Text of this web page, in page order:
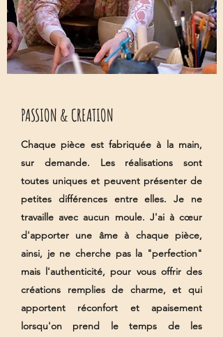
PASSION & CREATION
Chaque pièce est fabriquée à la main,
sur demande. Les réalisations sont
toutes uniques et peuvent présenter de
petites différences entre elles. Je ne
travaille avec aucun moule. J'ai à cœur
d'apporter une âme à chaque pièce,
ainsi, je ne cherche pas la "perfection"
mais l'authenticité, pour vous offrir des
créations remplies de charme, et qui
apportent réconfort et apaisement
lorsqu'on prend le temps de les